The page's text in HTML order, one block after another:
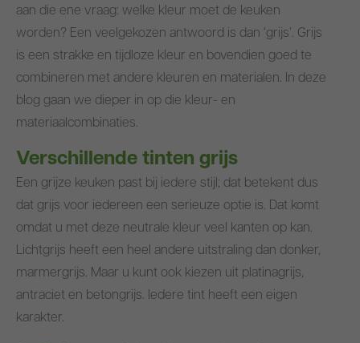
Blog
aan die ene vraag: welke kleur moet de keuken
worden? Een veelgekozen antwoord is dan ‘grijs’. Grijs
is een strakke en tijdloze kleur en bovendien goed te
combineren met andere kleuren en materialen. In deze
blog gaan we dieper in op die kleur- en
materiaalcombinaties.
Verschillende tinten grijs
Een grijze keuken past bij iedere stijl; dat betekent dus
dat grijs voor iedereen een serieuze optie is. Dat komt
omdat u met deze neutrale kleur veel kanten op kan.
Lichtgrijs heeft een heel andere uitstraling dan donker,
marmergrijs. Maar u kunt ook kiezen uit platinagrijs,
antraciet en betongrijs. Iedere tint heeft een eigen
karakter.